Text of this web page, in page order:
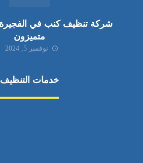
متميزون
نوفمبر 5, 2024
خدمات التنظيف